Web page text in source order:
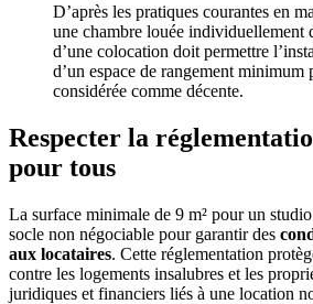
D’après les pratiques courantes en
une chambre louée individuellement
d’une colocation doit permettre
d’un espace de rangement minimum
considérée comme décente.
Respecter la
pour tous
La surface minimale de 9 m² pour un
socle non négociable pour garantir des
aux locataires. Cette réglementation
contre les logements insalubres et les
juridiques et financiers liés à une location